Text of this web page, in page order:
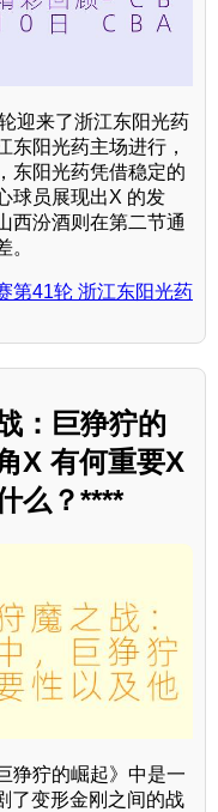
迎来了浙江东阳光药
东阳光药主场进行，
东阳光药凭借稳定的
球员展现出X 的发
西汾酒则在第二节通
。
第41轮 浙江东阳光药
：巨狰狞的
X 有何重要X
么？****
狰狞的崛起》中是一
了变形金刚之间的战